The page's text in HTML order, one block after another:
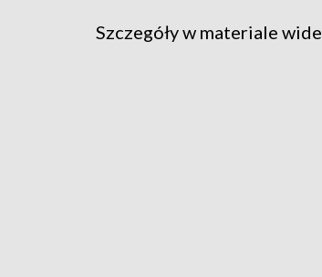
Szczegóły w materiale